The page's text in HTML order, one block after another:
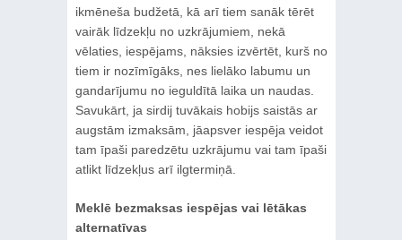
ikmēneša budžetā, kā arī tiem sanāk tērēt
vairāk līdzekļu no uzkrājumiem, nekā
vēlaties, iespējams, nāksies izvērtēt, kurš no
tiem ir nozīmīgāks, nes lielāko labumu un
gandarījumu no ieguldītā laika un naudas.
Savukārt, ja sirdij tuvākais hobijs saistās ar
augstām izmaksām, jāapsver iespēja veidot
tam īpaši paredzētu uzkrājumu vai tam īpaši
atlikt līdzekļus arī ilgtermiņā.
Meklē bezmaksas iespējas vai lētākas
alternatīvas